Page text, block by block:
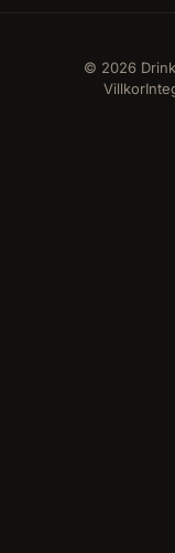
Villkor
© 2026